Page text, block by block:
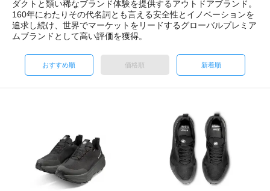
ダクトと類い稀なブランド体験を提供するアウトドアブランド。
160年にわたりその代名詞とも言える安全性とイノベーションを
追求し続け、世界でマーケットをリードするグローバルプレミア
ムブランドとして高い評価を獲得。
おすすめ順 価格順 新着順